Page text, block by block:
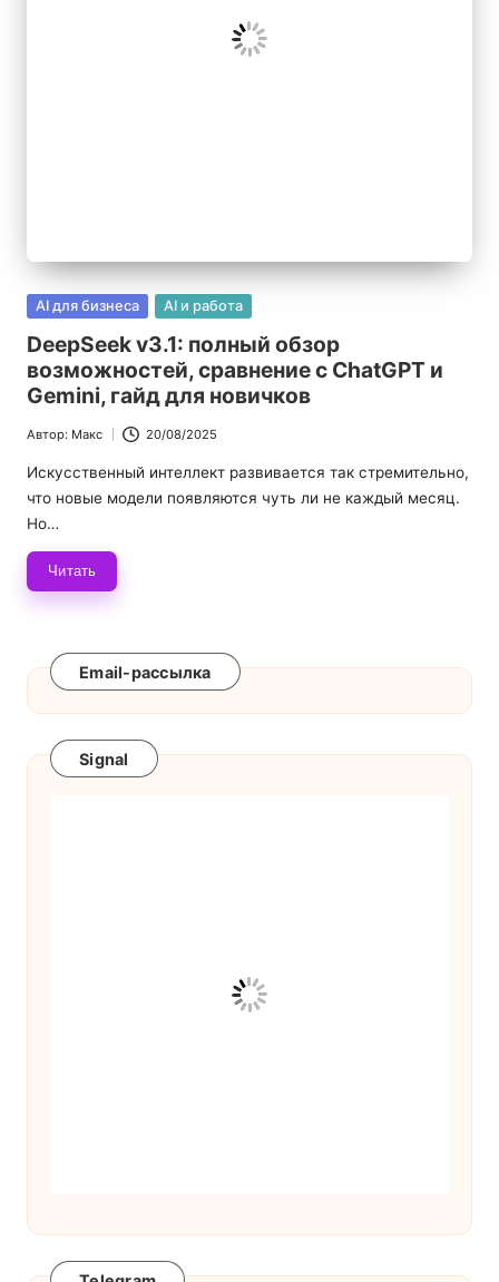
р
о
И
И
Опубликовано
AI для бизнеса AI и работа
DeepSeek v3.1: полный обзор
возможностей, сравнение с ChatGPT и
Gemini, гайд для новичков
Запись
от
Автор: Макс 20/08/2025
Искусственный интеллект развивается так стремительно,
что новые модели появляются чуть ли не каждый месяц.
Но…
Читать
Email-рассылка
Signal